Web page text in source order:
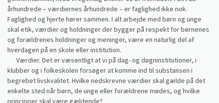
århundrede – værdiernes århundrede – er faglighed ikke nok.
Faglighed og hjerte hører sammen. I alt arbejde med børn og unge
skal etik, værdier og holdninger der bygger på respekt for børnenes
og forældrenes holdninger og meninger, være en naturlig del af
hverdagen på en skole eller institution.
Værdier. Det er væsentligt at vi på dag- og døgninstitutioner, i
klubber og i folkeskolen forsøger at komme ind til substansen i
begrebet livskvalitet. Hvilke nedskrevne værdier skal gælde på det
enkelte sted når børn, de unge eller forældrene mødes, og hvilke
principper skal være gældende?